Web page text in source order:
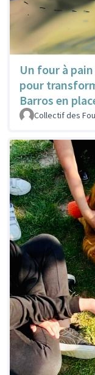
Un four à
pour
Barros en
Collectif des